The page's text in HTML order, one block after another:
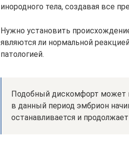
инородного тела, создавая все
Нужно установить
являются ли нормальной
патологией.
Подобный дискомфорт может
в данный период эмбрион
останавливается и